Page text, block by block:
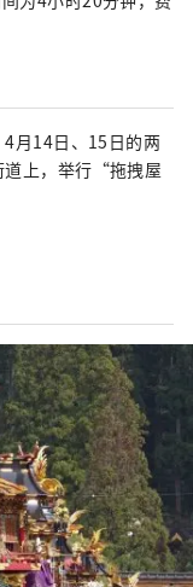
月14日、15日的两
道上，举行“拖拽屋